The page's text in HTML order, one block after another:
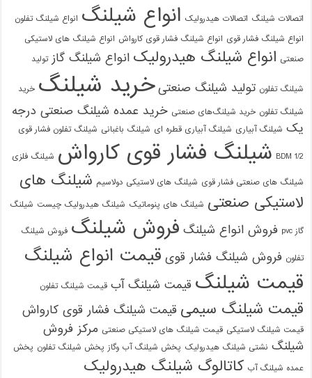
اتصالات شیلنگ اتصالات هیدرولیک انواع شیلنگ انواع شیلنگ تفلون
انواع شیلنگ فشار قوی انواع شیلنگ فشار قوی کارواش انواع شیلنگ های لاستیکی
صنعتی انواع شیلنگ هیدرولیک انواع شیلنگ گاز تولید
شیلنگ تفلون تولید شیلنگ صنعتی خرید شیلنگ خرید
شیلنگ تفلون خرید شیلنگ‌های صنعتی خرید عمده شیلنگ صنعتی درجه
یک شیلنگ آبیاری شیلنگ آبیاری قطره ای شیلنگ باغبانی شیلنگ تفلون فشار قوی
1/2 BDM شیلنگ فشار قوی کارواش شیلنگ فلزی
شیلنگ های صنعتی فشار قوی شیلنگ های لاستیکی دولاسیم شیلنگ های
لاستیکی صنعتی شیلنگ های پنوماتیک شیلنگ هیدرولیک چیست شیلنگ
گاز pvc فروش انواع شیلنگ فروش شیلنگ فروش شیلنگ
تفلون فروش شیلنگ فشار قوی قیمت انواع شیلنگ
قیمت شیلنگ قیمت شیلنگ آب قیمت شیلنگ تفلون
قیمت شیلنگ سیمی قیمت شیلنگ فشار قوی کارواش
قیمت شیلنگ لاستیکی قیمت شیلنگ های لاستیکی صنعتی مرکز فروش
شیلنگ نشتی شیلنگ هیدرولیک پخش شیلنگ آب وگاز پخش شیلنگ تفلون پخش
عمده شیلنگ آب کاتالوگ شیلنگ هیدرولیک